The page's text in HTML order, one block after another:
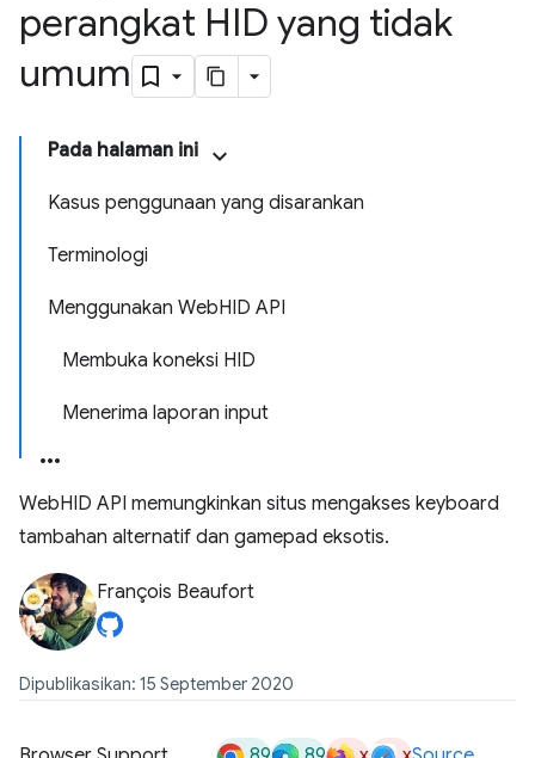
perangkat HID yang tidak
umum
Pada halaman ini
Kasus penggunaan yang disarankan
Terminologi
Menggunakan WebHID API
Membuka koneksi HID
Menerima laporan input
WebHID API memungkinkan situs mengakses keyboard
tambahan alternatif dan gamepad eksotis.
François Beaufort
Dipublikasikan: 15 September 2020